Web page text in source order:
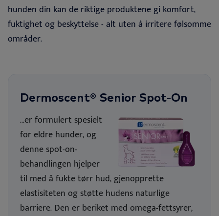
hunden din kan de riktige produktene gi komfort,
fuktighet og beskyttelse- alt uten å irritere følsomme
områder.
Dermoscent® Senior Spot-On
...er formulert spesielt
for eldre hunder, og
denne spot-on-
behandlingen hjelper
til med å fukte tørr hud, gjenopprette
elastisiteten og støtte hudens naturlige
barriere. Den er beriket med omega-fettsyrer,